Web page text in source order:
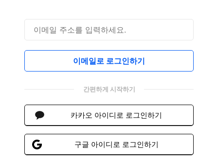
이메일로 로그인하기
간편하게 시작하기
카카오 아이디로 로그인하기
구글 아이디로 로그인하기